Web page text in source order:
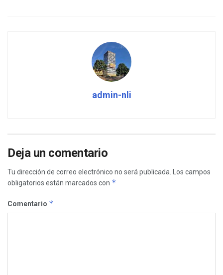
admin-nli
Deja un comentario
Tu dirección de correo electrónico no será publicada. Los campos
obligatorios están marcados con *
Comentario *